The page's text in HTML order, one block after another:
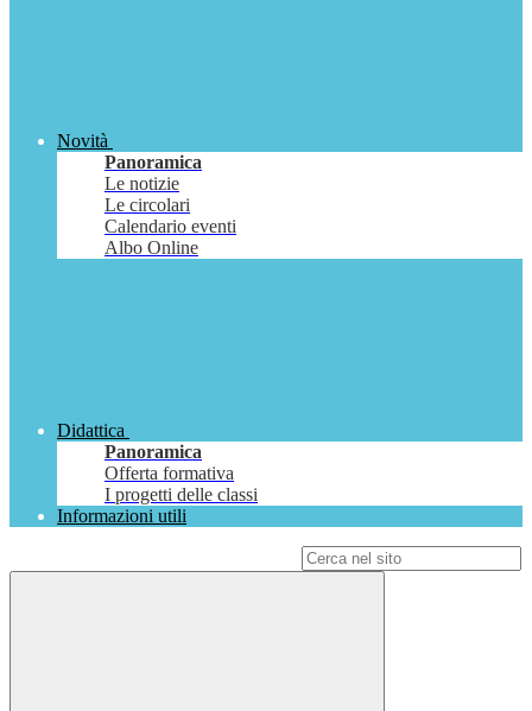
Novità
Panoramica
Le notizie
Le circolari
Calendario eventi
Albo Online
Didattica
Panoramica
Offerta formativa
I progetti delle classi
Informazioni utili